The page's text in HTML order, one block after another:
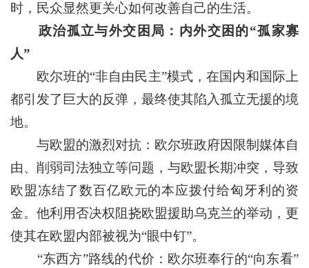
时，民众显然更关心如何改善自己的生活。
政治孤立与外交困局：内外交困的“孤家寡
人”
欧尔班的“非自由民主”模式，在国内和国际上
都引发了巨大的反弹，最终使其陷入孤立无援的境
地。
与欧盟的激烈对抗：欧尔班政府因限制媒体自
由、削弱司法独立等问题，与欧盟长期冲突，导致
欧盟冻结了数百亿欧元的本应拨付给匈牙利的资
金。他利用否决权阻挠欧盟援助乌克兰的举动，更
使其在欧盟内部被视为“眼中钉”。
“东西方”路线的代价：欧尔班奉行的“向东看”